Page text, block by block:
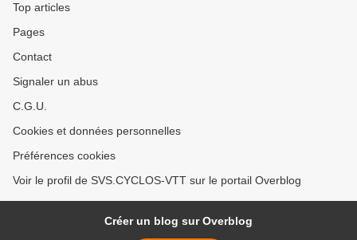
Top articles
Pages
Contact
Signaler un abus
C.G.U.
Cookies et données personnelles
Préférences cookies
Voir le profil de SVS.CYCLOS-VTT sur le portail Overblog
Créer un blog sur Overblog